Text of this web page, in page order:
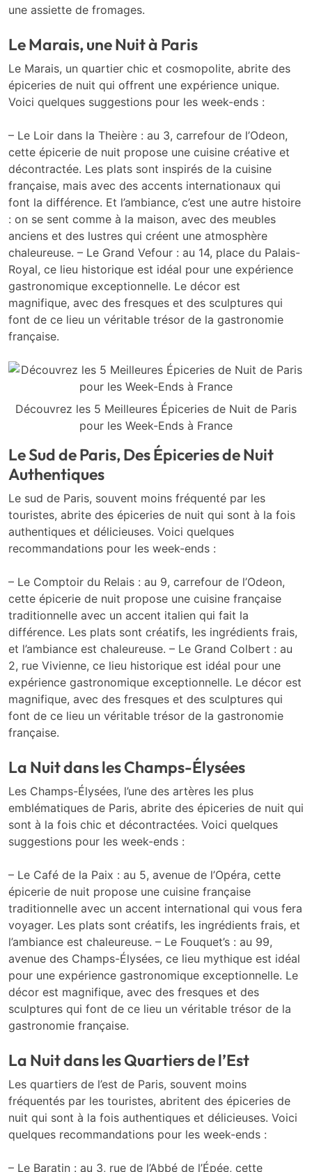
une assiette de fromages.
Le Marais, une Nuit à Paris
Le Marais, un quartier chic et cosmopolite, abrite des
épiceries de nuit qui offrent une expérience unique.
Voici quelques suggestions pour les week-ends :
– Le Loir dans la Theière : au 3, carrefour de l’Odeon,
cette épicerie de nuit propose une cuisine créative et
décontractée. Les plats sont inspirés de la cuisine
française, mais avec des accents internationaux qui
font la différence. Et l’ambiance, c’est une autre histoire
: on se sent comme à la maison, avec des meubles
anciens et des lustres qui créent une atmosphère
chaleureuse. – Le Grand Vefour : au 14, place du Palais-
Royal, ce lieu historique est idéal pour une expérience
gastronomique exceptionnelle. Le décor est
magnifique, avec des fresques et des sculptures qui
font de ce lieu un véritable trésor de la gastronomie
française.
Découvrez les 5 Meilleures Épiceries de Nuit de Paris
pour les Week-Ends à France
Le Sud de Paris, Des Épiceries de Nuit
Authentiques
Le sud de Paris, souvent moins fréquenté par les
touristes, abrite des épiceries de nuit qui sont à la fois
authentiques et délicieuses. Voici quelques
recommandations pour les week-ends :
– Le Comptoir du Relais : au 9, carrefour de l’Odeon,
cette épicerie de nuit propose une cuisine française
traditionnelle avec un accent italien qui fait la
différence. Les plats sont créatifs, les ingrédients frais,
et l’ambiance est chaleureuse. – Le Grand Colbert : au
2, rue Vivienne, ce lieu historique est idéal pour une
expérience gastronomique exceptionnelle. Le décor est
magnifique, avec des fresques et des sculptures qui
font de ce lieu un véritable trésor de la gastronomie
française.
La Nuit dans les Champs-Élysées
Les Champs-Élysées, l’une des artères les plus
emblématiques de Paris, abrite des épiceries de nuit qui
sont à la fois chic et décontractées. Voici quelques
suggestions pour les week-ends :
– Le Café de la Paix : au 5, avenue de l’Opéra, cette
épicerie de nuit propose une cuisine française
traditionnelle avec un accent international qui vous fera
voyager. Les plats sont créatifs, les ingrédients frais, et
l’ambiance est chaleureuse. – Le Fouquet’s : au 99,
avenue des Champs-Élysées, ce lieu mythique est idéal
pour une expérience gastronomique exceptionnelle. Le
décor est magnifique, avec des fresques et des
sculptures qui font de ce lieu un véritable trésor de la
gastronomie française.
La Nuit dans les Quartiers de l’Est
Les quartiers de l’est de Paris, souvent moins
fréquentés par les touristes, abritent des épiceries de
nuit qui sont à la fois authentiques et délicieuses. Voici
quelques recommandations pour les week-ends :
– Le Baratin : au 3, rue de l’Abbé de l’Épée, cette